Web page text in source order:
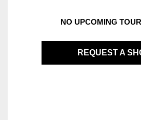
NO UPCOMING
REQUEST A